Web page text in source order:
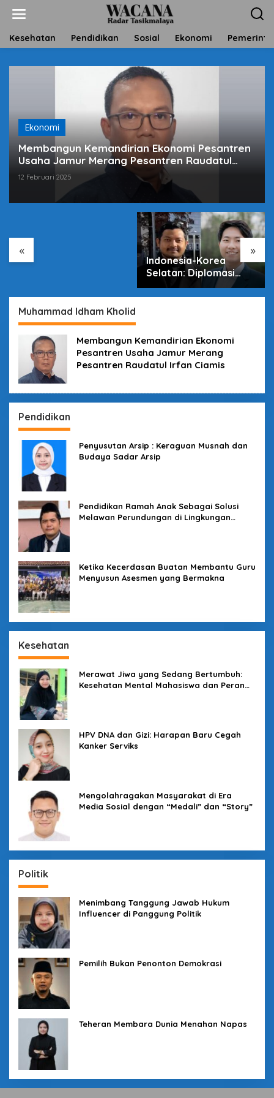
t
Kesehatan Pendidikan Sosial Ekonomi
Ekonomi
Membangun Kemandirian Ekonomi Pesantren
Usaha Jamur Merang Pesantren Raudatul
Irfan Ciamis
12 Februari 2025
« »
Harga Sembako Naik,
Antara Pasar dan
Indonesia-Korea
Selatan: Diplomasi
Muhammad Idham Kholid
Membangun Kemandirian Ekonomi
Pesantren Usaha Jamur Merang
Pesantren Raudatul Irfan Ciamis
Pendidikan
Penyusutan Arsip : Keraguan Musnah dan
Budaya Sadar Arsip
Pendidikan Ramah Anak Sebagai Solusi
Melawan Perundungan di Lingkungan
Ketika Kecerdasan Buatan Membantu Guru
Menyusun Asesmen yang Bermakna
Kesehatan
Merawat Jiwa yang Sedang Bertumbuh:
Kesehatan Mental Mahasiswa dan Peran
HPV DNA dan Gizi: Harapan Baru Cegah
Kanker Serviks
Mengolahragakan Masyarakat di Era
Media Sosial dengan “Medali” dan “Story”
Politik
Menimbang Tanggung Jawab Hukum
Influencer di Panggung Politik
Pemilih Bukan Penonton Demokrasi
Teheran Membara Dunia Menahan Napas